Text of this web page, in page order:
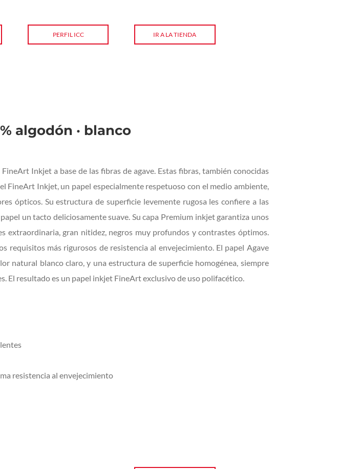
PERFIL ICC IR A LA TIENDA
algodón · blanco
Inkjet a base de las fibras de agave. Estas fibras, también conocidas
FineArt Inkjet, un papel especialmente respetuoso con el medio ambiente,
ópticos. Su estructura de superficie levemente rugosa les confiere a las
un tacto deliciosamente suave. Su capa Premium inkjet garantiza unos
extraordinaria, gran nitidez, negros muy profundos y contrastes óptimos.
requisitos más rigurosos de resistencia al envejecimiento. El papel Agave
natural blanco claro, y una estructura de superficie homogénea, siempre
El resultado es un papel inkjet FineArt exclusivo de uso polifacético.
resistencia al envejecimiento